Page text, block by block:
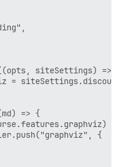
siteSettings) => {
=
=> {
{
{